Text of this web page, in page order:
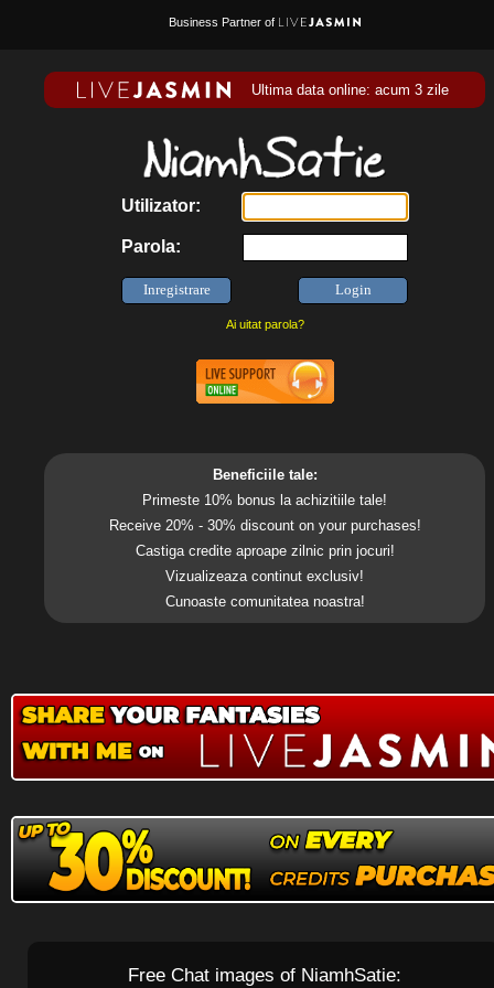
Business Partner of
Ultima data online: acum 3 zile
Utilizator:
Parola:
Ai uitat parola?
Beneficiile tale:
Primeste 10% bonus la achizitiile tale!
Receive 20% - 30% discount on your purchases!
Castiga credite aproape zilnic prin jocuri!
Vizualizeaza continut exclusiv!
Cunoaste comunitatea noastra!
Free Chat images of NiamhSatie: